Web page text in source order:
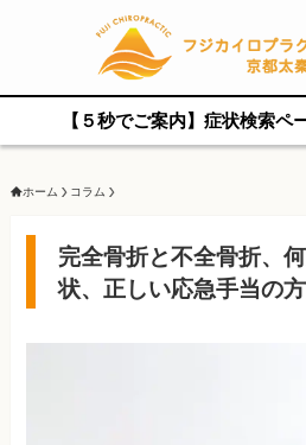
【５秒でご案内】症状検索ペ
ホーム コラム
完全骨折と不全骨折、
状、正しい応急手当の